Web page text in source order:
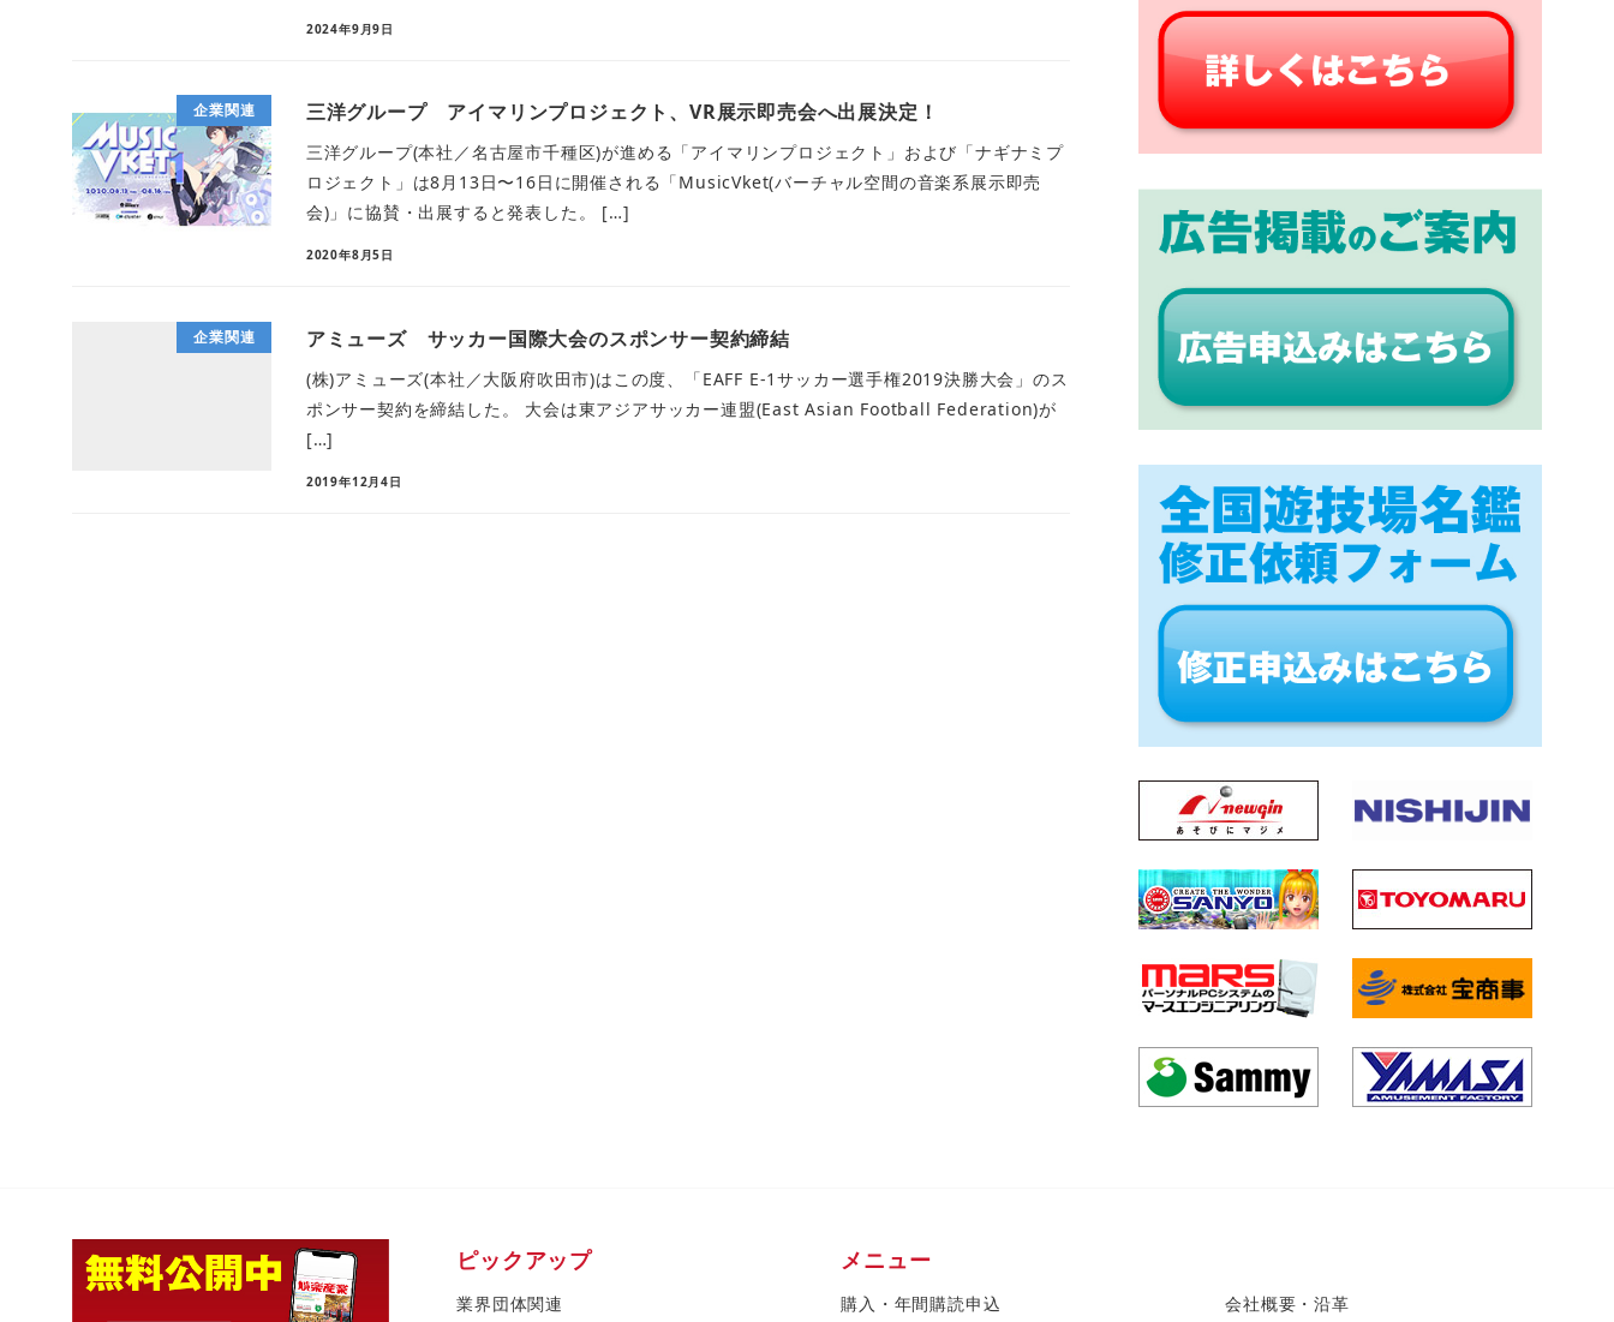
2024年9月9日
企業関連 三洋グループ アイマリンプロジェクト、VR展示即売会へ出展決定！
三洋グループ(本社／名古屋市千種区)が進める「アイマリンプロジェクト」および「ナギナミプ
ロジェクト」は8月13日〜16日に開催される「MusicVket(バーチャル空間の音楽系展示即売
会)」に協賛・出展すると発表した。 […]
2020年8月5日
企業関連 アミューズ サッカー国際大会のスポンサー契約締結
(株)アミューズ(本社／大阪府吹田市)はこの度、「EAFF E-1サッカー選手権2019決勝大会」のス
ポンサー契約を締結した。 大会は東アジアサッカー連盟(East Asian Football Federation)が
[…]
2019年12月4日
ピックアップ
業界団体関連
メニュー
購入・年間購読申込 会社概要・沿革